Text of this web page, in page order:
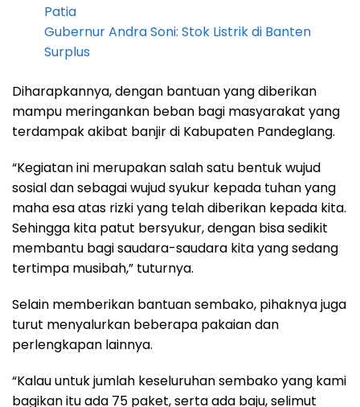
Patia
Gubernur Andra Soni: Stok Listrik di Banten
Surplus
Diharapkannya, dengan bantuan yang diberikan
mampu meringankan beban bagi masyarakat yang
terdampak akibat banjir di Kabupaten Pandeglang.
“Kegiatan ini merupakan salah satu bentuk wujud
sosial dan sebagai wujud syukur kepada tuhan yang
maha esa atas rizki yang telah diberikan kepada kita.
Sehingga kita patut bersyukur, dengan bisa sedikit
membantu bagi saudara-saudara kita yang sedang
tertimpa musibah,” tuturnya.
Selain memberikan bantuan sembako, pihaknya juga
turut menyalurkan beberapa pakaian dan
perlengkapan lainnya.
“Kalau untuk jumlah keseluruhan sembako yang kami
bagikan itu ada 75 paket, serta ada baju, selimut